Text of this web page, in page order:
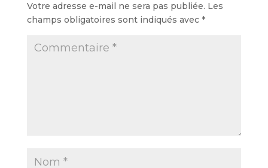
Votre adresse e-mail ne sera pas publiée. Les
champs obligatoires sont indiqués avec *